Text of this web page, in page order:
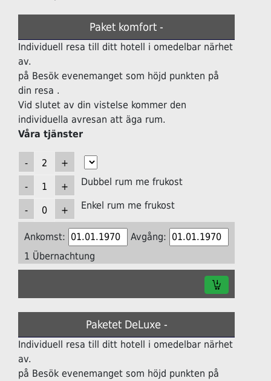
Paket komfort -
Individuell resa till ditt hotell i omedelbar närhet
av.
på Besök evenemanget som höjd punkten på
din resa .
Vid slutet av din vistelse kommer den
individuella avresan att äga rum.
Våra tjänster
Dubbel rum me frukost
Enkel rum me frukost
Ankomst:
Avgång:
1 Übernachtung
Paketet DeLuxe -
Individuell resa till ditt hotell i omedelbar närhet
av.
på Besök evenemanget som höjd punkten på